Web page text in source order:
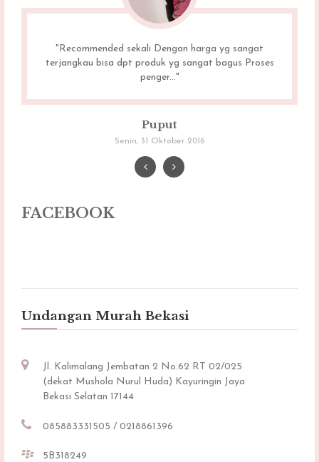
"Recommended sekali Dengan harga yg sangat
terjangkau bisa dpt produk yg sangat bagus Proses
penger..."
Puput
Senin, 31 Oktober 2016
FACEBOOK
Undangan Murah Bekasi
Jl. Kalimalang Jembatan 2 No.62 RT 02/025
(dekat Mushola Nurul Huda) Kayuringin Jaya
Bekasi Selatan 17144
085883331505 / 0218861396
5B318249